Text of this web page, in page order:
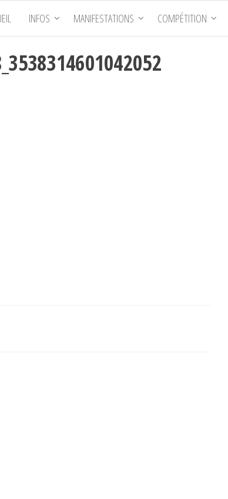
INFOS MANIFESTATIONS COMPÉTITION